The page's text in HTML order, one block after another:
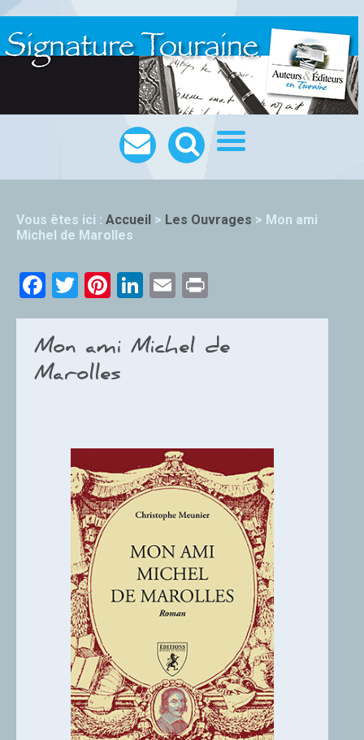
Vous êtes ici : Accueil > Les Ouvrages > Mon ami
Michel de Marolles
Facebook
TwitterPinterest
LinkedIn
Email
Mon ami Michel de
Marolles